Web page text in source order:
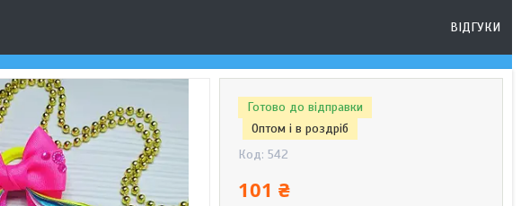
ВІДГУКИ
Готово до відправки
Оптом і в роздріб
Код: 542
101 ₴